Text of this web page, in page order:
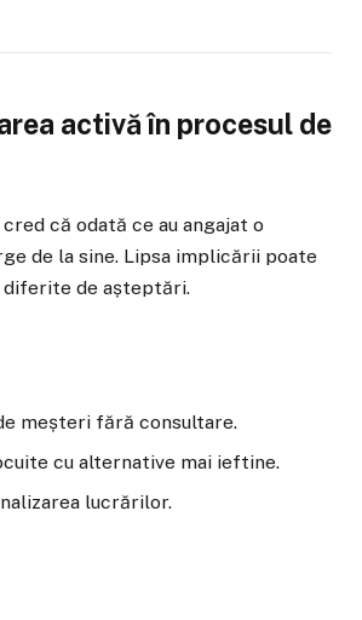
activă în procesul de
că odată ce au angajat o
de la sine. Lipsa implicării poate
diferite de așteptări.
meșteri fără consultare.
cu alternative mai ieftine.
lucrărilor.